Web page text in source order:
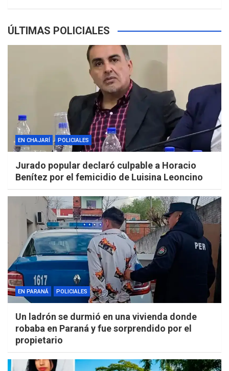
ÚLTIMAS POLICIALES
EN CHAJARÍ POLICIALES
Jurado popular declaró culpable a Horacio
Benítez por el femicidio de Luisina Leoncino
EN PARANÁ POLICIALES
Un ladrón se durmió en una vivienda donde
robaba en Paraná y fue sorprendido por el
propietario